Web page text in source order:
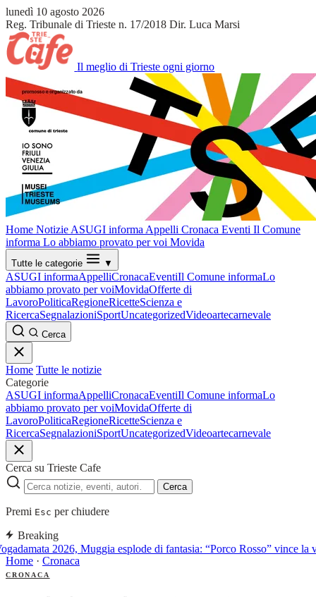
lunedì 10 agosto 2026
Reg. Tribunale di Trieste n. 17/2018 Dir. Luca Marsi
Il meglio di Trieste ogni giorno
Home Notizie ASUGI informa Appelli Cronaca Eventi Il Comune
informa Lo abbiamo provato per voi Movida
Tutte le categorie ▼
ASUGI informaAppelliCronacaEventiIl Comune informaLo
abbiamo provato per voiMovidaOfferte di
LavoroPoliticaRegioneRicetteScienza e
RicercaSegnalazioniSportUncategorizedVideoartecarnevale
Cerca
Home Tutte le notizie
Categorie
ASUGI informaAppelliCronacaEventiIl Comune informaLo
abbiamo provato per voiMovidaOfferte di
LavoroPoliticaRegioneRicetteScienza e
RicercaSegnalazioniSportUncategorizedVideoartecarnevale
Cerca su Trieste Cafe
Cerca
Premi Esc per chiudere
Breaking
2026, Muggia esplode di fantasia: “Porco Rosso” vince la
Home · Cronaca
CRONACA